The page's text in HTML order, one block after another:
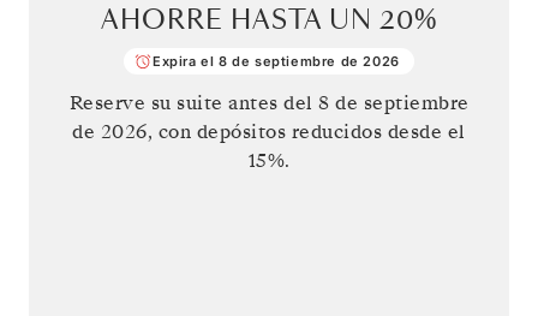
AHORRE HASTA UN 20%
Expira el 8 de septiembre de 2026
Reserve su suite antes del 8 de septiembre
de 2026, con depósitos reducidos desde el
15%.